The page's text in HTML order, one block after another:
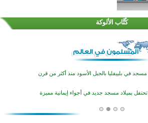
كُتَّاب الألوكة
تعليميا لتعزيز القيم وبناء الشخصية للشباب المسلمين
متميزة في بنغلاديش بمشاركة 3000 متسابق
مسجد في بلييفليا بالجبل الأسود منذ أكثر من قرن
بميلاد مسجد جديد في أجواء إيمانية مميزة
أستراليا يفتتح أبوابه بعد سنوات من العمل والعطاء